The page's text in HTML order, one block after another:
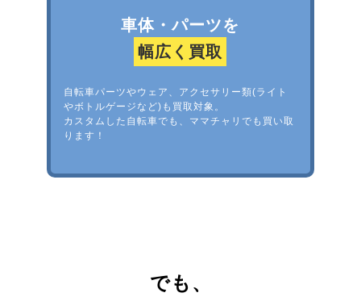
車体・パーツを
幅広く買取
自転車パーツやウェア、アクセサリー類(ライト
やボトルゲージなど)も買取対象。
カスタムした自転車でも、ママチャリでも買い取
ります！
でも、